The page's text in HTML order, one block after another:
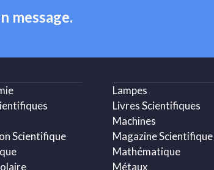
message.
Scientifique
Lampes
Livres Scientifiques
Machines
Magazine Scientifique
Mathématique
Métaux